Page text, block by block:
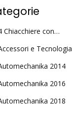
Chiacchiere con…
e Tecnologia
2014
2016
2018